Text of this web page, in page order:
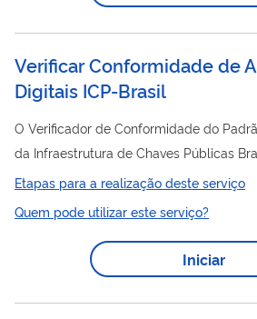
Verificar Conformidade de
Digitais ICP-Brasil
O Verificador de Conformidade do Padrão de Assinatura Digital
da Infraestrutura de Chaves Públicas
permite testar a conformidade da
em um arquivo assinado em relação à
Brasile com as definições contidas na Medida Provisória nº
2.200-2 , de 24 de Agosto de 2001,
Esse Verificador de Conformidade se
Etapas para a realização deste serviço
Quem pode utilizar este serviço?
Iniciar